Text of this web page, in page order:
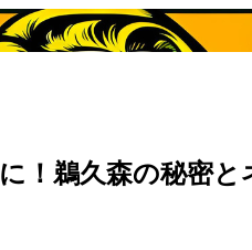
！鵜久森の秘密